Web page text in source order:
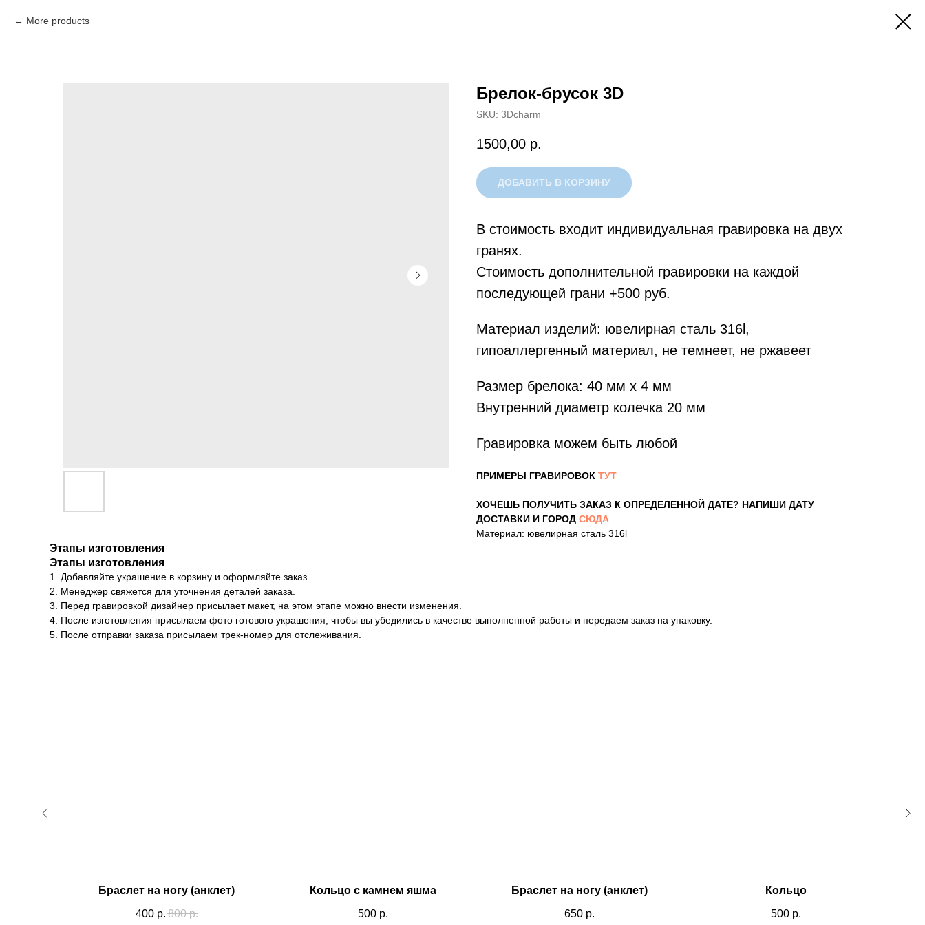
More products
Брелок-брусок 3D
SKU: 3Dcharm
1500,00 р.
ДОБАВИТЬ В КОРЗИНУ
В стоимость входит индивидуальная гравировка на двух
гранях.
Стоимость дополнительной гравировки на каждой
последующей грани +500 руб.
Материал изделий: ювелирная сталь 316l,
гипоаллергенный материал, не темнеет, не ржавеет
Размер брелока: 40 мм х 4 мм
Внутренний диаметр колечка 20 мм
Гравировка можем быть любой
ПРИМЕРЫ ГРАВИРОВОК ТУТ
ХОЧЕШЬ ПОЛУЧИТЬ ЗАКАЗ К ОПРЕДЕЛЕННОЙ ДАТЕ? НАПИШИ ДАТУ
ДОСТАВКИ И ГОРОД СЮДА
Материал: ювелирная сталь 316l
Этапы изготовления
Этапы изготовления
1. Добавляйте украшение в корзину и оформляйте заказ.
2. Менеджер свяжется для уточнения деталей заказа.
3. Перед гравировкой дизайнер присылает макет, на этом этапе можно внести изменения.
4. После изготовления присылаем фото готового украшения, чтобы вы убедились в качестве выполненной работы и передаем заказ на упаковку.
5. После отправки заказа присылаем трек-номер для отслеживания.
Браслет на ногу (анклет)
400 р. 800 р.
Кольцо с камнем яшма
500 р.
Браслет на ногу (анклет)
650 р.
Кольцо
500 р.